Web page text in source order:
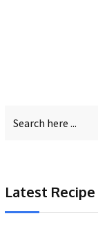
Latest Recipe